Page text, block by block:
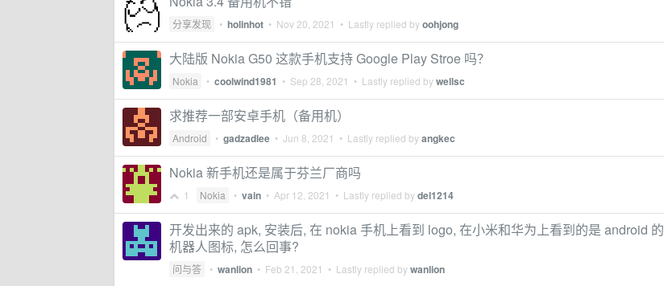
分享发现 • holinhot • Nov 20, 2021 • Lastly replied byoohjong
大陆版 Nokia G50 这款手机支持 Google Play Stroe 吗？
Nokia • coolwind1981 • Sep 28, 2021 • Lastly replied bywellsc
求推荐一部安卓手机（备用机）
Android • gadzadlee • Jun 8, 2021 • Lastly replied byangkec
Nokia 新手机还是属于芬兰厂商吗
1 Nokia • vain • Apr 12, 2021 • Lastly replied bydel1214
开发出来的 apk, 安装后, 在 nokia 手机上看到 logo, 在小米和华为上看到的是 android 的
机器人图标, 怎么回事?
问与答 • wanlion • Feb 21, 2021 • Lastly replied bywanlion